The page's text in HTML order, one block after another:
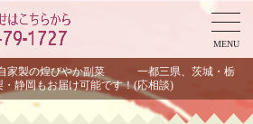
MENU
家製の煌びやか副菜 一都三県、茨城・栃
・静岡もお届け可能です！(応相談)